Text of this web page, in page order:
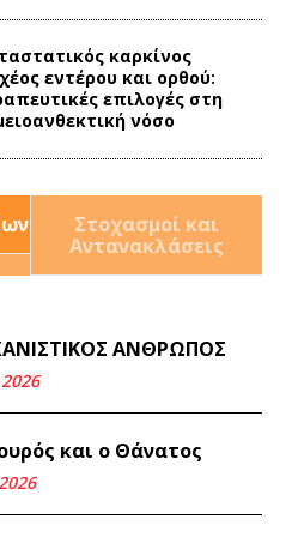
καρκίνος
εντέρου και ορθού:
επιλογές στη
νόσο
Στοχασμοί και
Αντανακλάσεις
ΑΝΘΡΩΠΟΣ
και ο Θάνατος
λεφτά ξαναγυρίζουν
Νίκου Μαλάμου